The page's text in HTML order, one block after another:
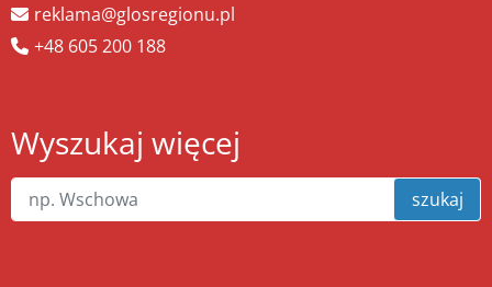
reklama@glosregionu.pl
+48 605 200 188
Wyszukaj więcej
szukaj